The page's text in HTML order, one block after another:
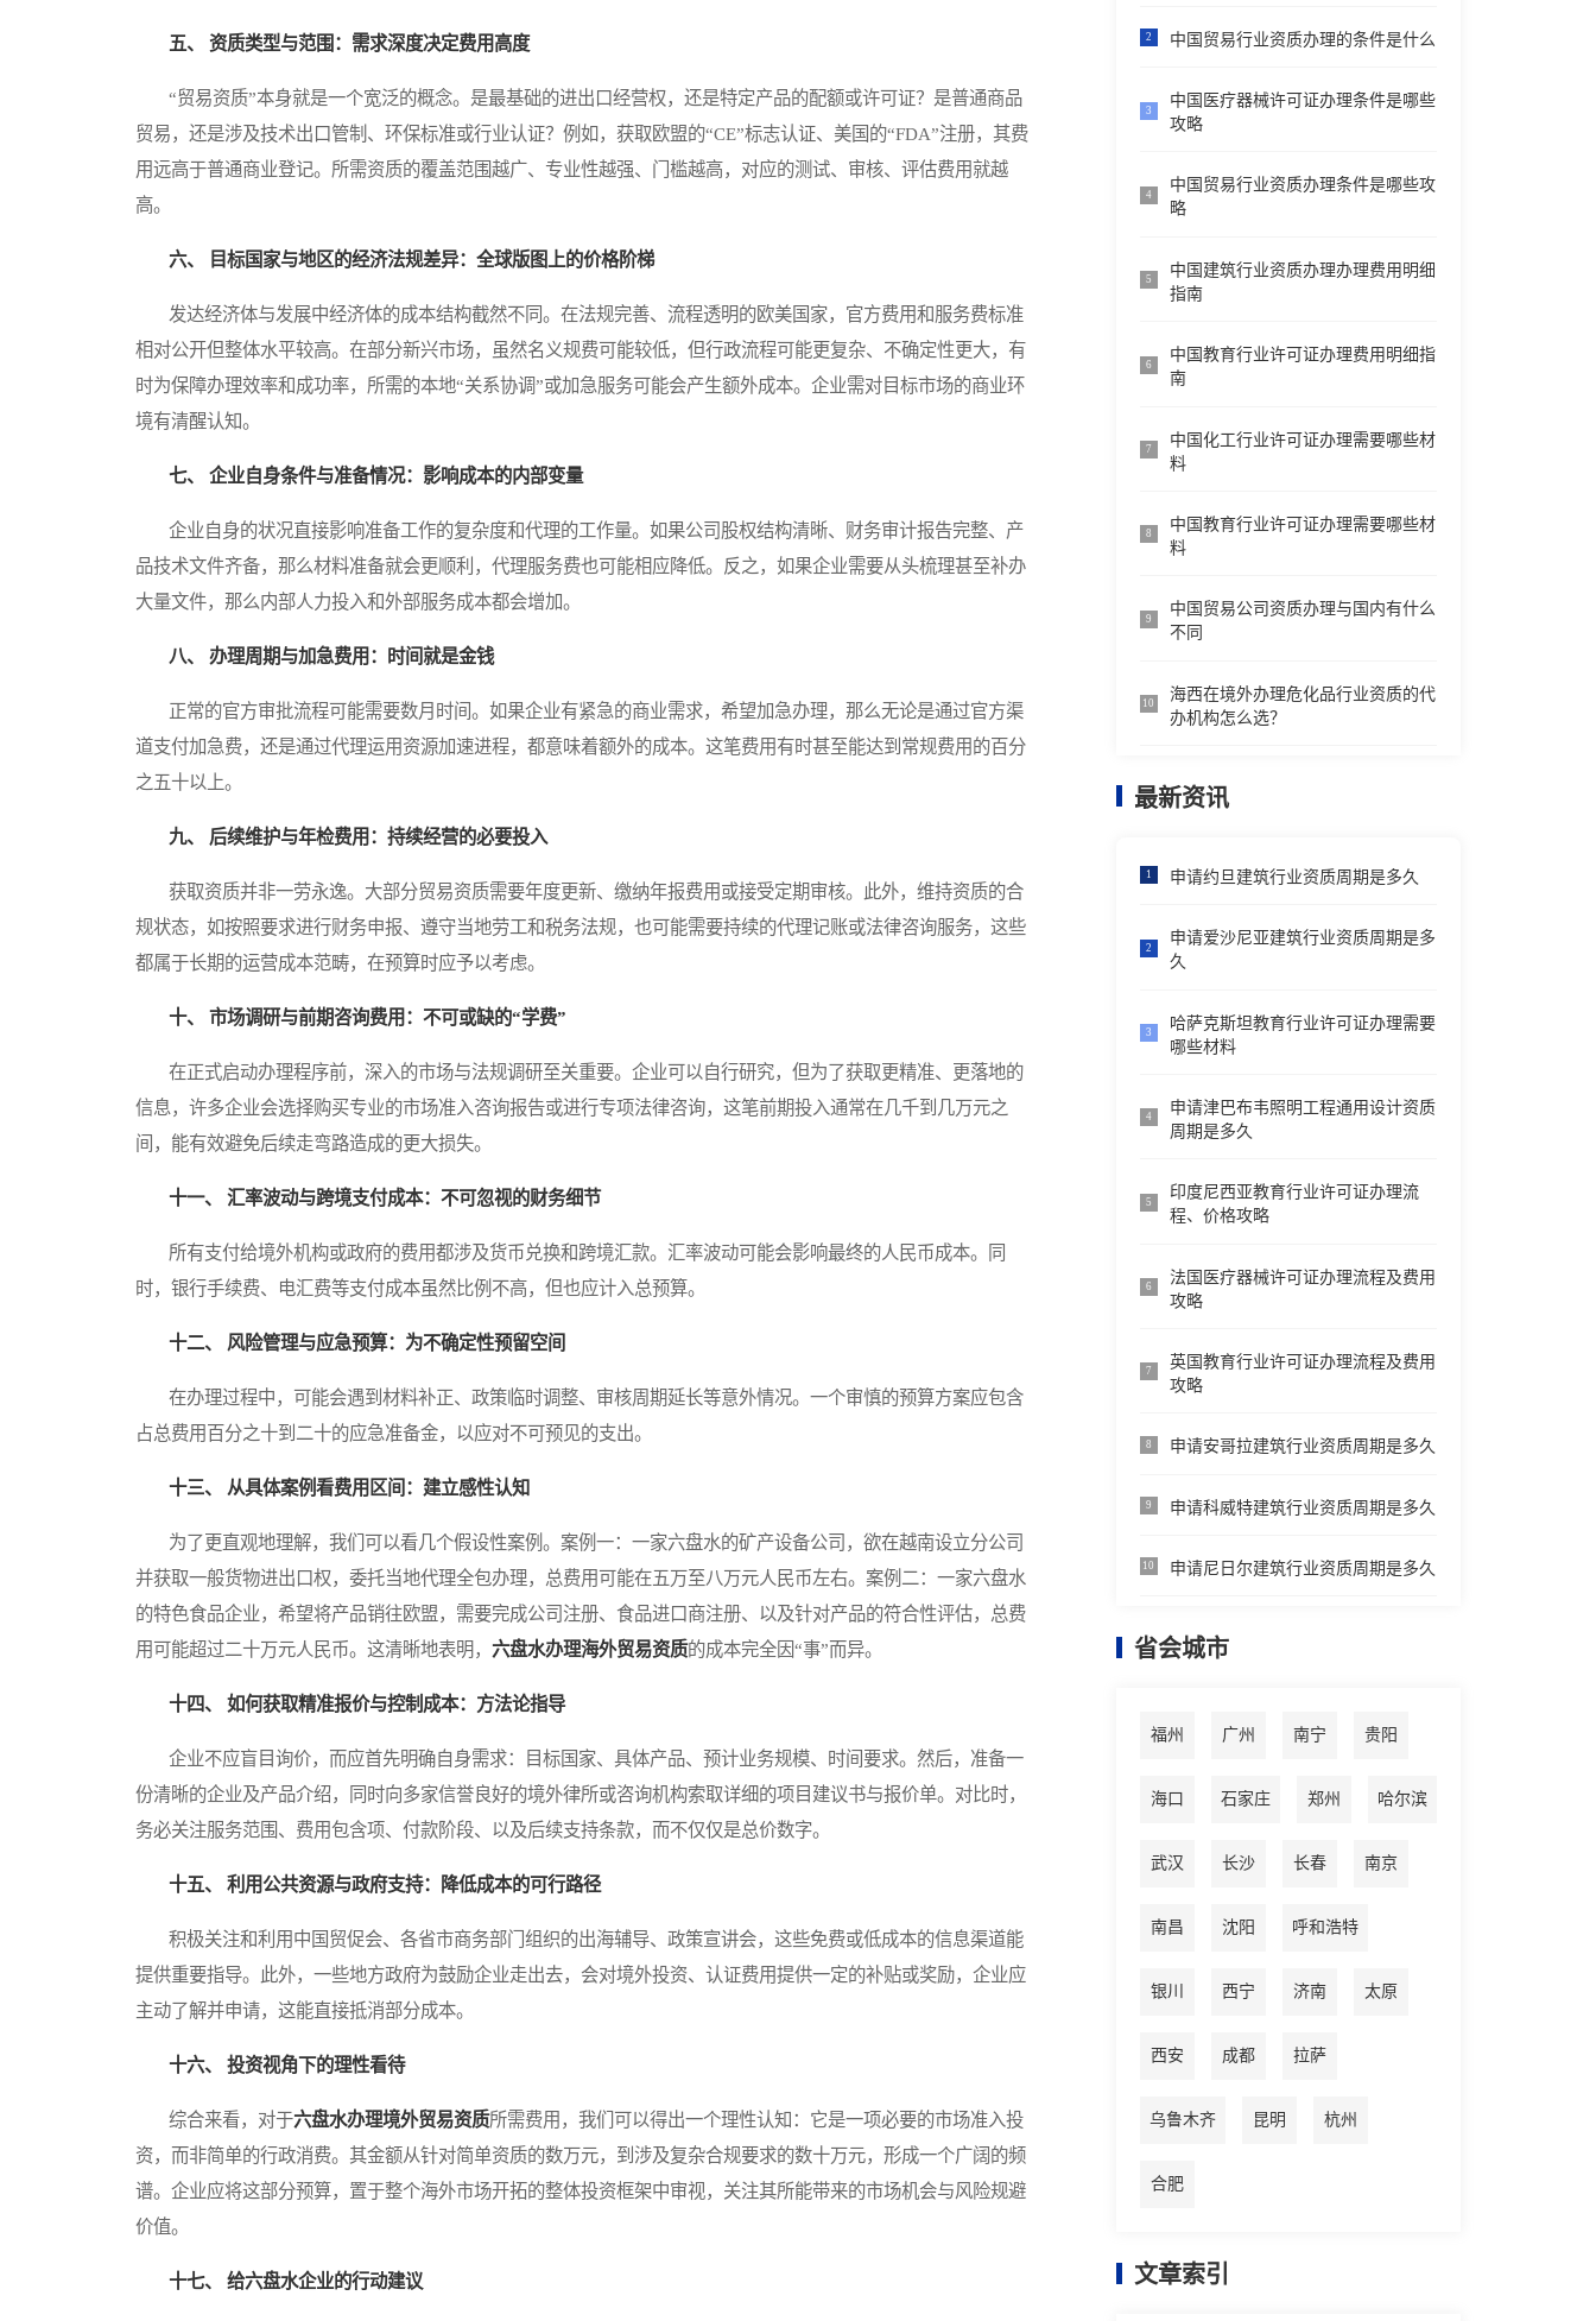
五、 资质类型与范围：需求深度决定费用高度
“贸易资质”本身就是一个宽泛的概念。是最基础的进出口经营权，还是特定产品的配额或许可证？是普通商品
贸易，还是涉及技术出口管制、环保标准或行业认证？例如，获取欧盟的“CE”标志认证、美国的“FDA”注册，其费
用远高于普通商业登记。所需资质的覆盖范围越广、专业性越强、门槛越高，对应的测试、审核、评估费用就越
高。
六、 目标国家与地区的经济法规差异：全球版图上的价格阶梯
发达经济体与发展中经济体的成本结构截然不同。在法规完善、流程透明的欧美国家，官方费用和服务费标准
相对公开但整体水平较高。在部分新兴市场，虽然名义规费可能较低，但行政流程可能更复杂、不确定性更大，有
时为保障办理效率和成功率，所需的本地“关系协调”或加急服务可能会产生额外成本。企业需对目标市场的商业环
境有清醒认知。
七、 企业自身条件与准备情况：影响成本的内部变量
企业自身的状况直接影响准备工作的复杂度和代理的工作量。如果公司股权结构清晰、财务审计报告完整、产
品技术文件齐备，那么材料准备就会更顺利，代理服务费也可能相应降低。反之，如果企业需要从头梳理甚至补办
大量文件，那么内部人力投入和外部服务成本都会增加。
八、 办理周期与加急费用：时间就是金钱
正常的官方审批流程可能需要数月时间。如果企业有紧急的商业需求，希望加急办理，那么无论是通过官方渠
道支付加急费，还是通过代理运用资源加速进程，都意味着额外的成本。这笔费用有时甚至能达到常规费用的百分
之五十以上。
九、 后续维护与年检费用：持续经营的必要投入
获取资质并非一劳永逸。大部分贸易资质需要年度更新、缴纳年报费用或接受定期审核。此外，维持资质的合
规状态，如按照要求进行财务申报、遵守当地劳工和税务法规，也可能需要持续的代理记账或法律咨询服务，这些
都属于长期的运营成本范畴，在预算时应予以考虑。
十、 市场调研与前期咨询费用：不可或缺的“学费”
在正式启动办理程序前，深入的市场与法规调研至关重要。企业可以自行研究，但为了获取更精准、更落地的
信息，许多企业会选择购买专业的市场准入咨询报告或进行专项法律咨询，这笔前期投入通常在几千到几万元之
间，能有效避免后续走弯路造成的更大损失。
十一、 汇率波动与跨境支付成本：不可忽视的财务细节
所有支付给境外机构或政府的费用都涉及货币兑换和跨境汇款。汇率波动可能会影响最终的人民币成本。同
时，银行手续费、电汇费等支付成本虽然比例不高，但也应计入总预算。
十二、 风险管理与应急预算：为不确定性预留空间
在办理过程中，可能会遇到材料补正、政策临时调整、审核周期延长等意外情况。一个审慎的预算方案应包含
占总费用百分之十到二十的应急准备金，以应对不可预见的支出。
十三、 从具体案例看费用区间：建立感性认知
为了更直观地理解，我们可以看几个假设性案例。案例一：一家六盘水的矿产设备公司，欲在越南设立分公司
并获取一般货物进出口权，委托当地代理全包办理，总费用可能在五万至八万元人民币左右。案例二：一家六盘水
的特色食品企业，希望将产品销往欧盟，需要完成公司注册、食品进口商注册、以及针对产品的符合性评估，总费
用可能超过二十万元人民币。这清晰地表明， 六盘水办理海外贸易资质的成本完全因“事”而异。
十四、 如何获取精准报价与控制成本：方法论指导
企业不应盲目询价，而应首先明确自身需求：目标国家、具体产品、预计业务规模、时间要求。然后，准备一
份清晰的企业及产品介绍，同时向多家信誉良好的境外律所或咨询机构索取详细的项目建议书与报价单。对比时，
务必关注服务范围、费用包含项、付款阶段、以及后续支持条款，而不仅仅是总价数字。
十五、 利用公共资源与政府支持：降低成本的可行路径
积极关注和利用中国贸促会、各省市商务部门组织的出海辅导、政策宣讲会，这些免费或低成本的信息渠道能
提供重要指导。此外，一些地方政府为鼓励企业走出去，会对境外投资、认证费用提供一定的补贴或奖励，企业应
主动了解并申请，这能直接抵消部分成本。
十六、 投资视角下的理性看待
综合来看，对于六盘水办理境外贸易资质所需费用，我们可以得出一个理性认知：它是一项必要的市场准入投
资，而非简单的行政消费。其金额从针对简单资质的数万元，到涉及复杂合规要求的数十万元，形成一个广阔的频
谱。企业应将这部分预算，置于整个海外市场开拓的整体投资框架中审视，关注其所能带来的市场机会与风险规避
价值。
十七、 给六盘水企业的行动建议
2 中国贸易行业资质办理的条件是什么
3
中国医疗器械许可证办理条件是哪些
攻略
4
中国贸易行业资质办理条件是哪些攻
略
5
中国建筑行业资质办理办理费用明细
指南
6
中国教育行业许可证办理费用明细指
南
7
中国化工行业许可证办理需要哪些材
料
8
中国教育行业许可证办理需要哪些材
料
9
中国贸易公司资质办理与国内有什么
不同
10
海西在境外办理危化品行业资质的代
办机构怎么选？
最新资讯
1 申请约旦建筑行业资质周期是多久
2
申请爱沙尼亚建筑行业资质周期是多
久
3
哈萨克斯坦教育行业许可证办理需要
哪些材料
4
申请津巴布韦照明工程通用设计资质
周期是多久
5
印度尼西亚教育行业许可证办理流
程、价格攻略
6
法国医疗器械许可证办理流程及费用
攻略
7
英国教育行业许可证办理流程及费用
攻略
8 申请安哥拉建筑行业资质周期是多久
9 申请科威特建筑行业资质周期是多久
10 申请尼日尔建筑行业资质周期是多久
省会城市
福州 广州 南宁 贵阳
海口 石家庄 郑州 哈尔滨
武汉 长沙 长春 南京
南昌 沈阳 呼和浩特
银川 西宁 济南 太原
西安 成都 拉萨
乌鲁木齐 昆明 杭州
合肥
文章索引